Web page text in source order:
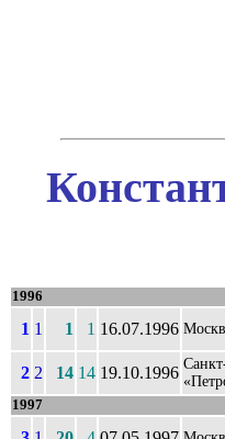
1996
1 1 1 1 16.07.1996
2 2 14 14 19.10.1996
1997